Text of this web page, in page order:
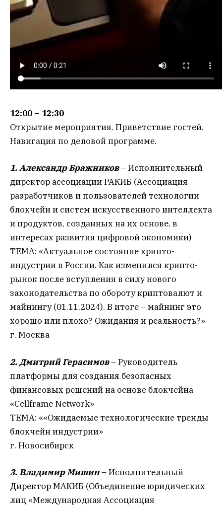
12:00 – 12:30
Открытие мероприятия. Приветствие гостей.
Навигация по деловой программе.
1. Александр Бражников– Исполнительный
директор ассоциации РАКИБ (Ассоциация
разработчиков и пользователей технологии
блокчейн и систем искусственного интеллекта
и продуктов, созданных на их основе, в
интересах развития цифровой экономики)
ТЕМА: «Актуальное состояние крипто-
индустрии в России. Как изменился крипто-
рынок после вступления в силу нового
законодательства по обороту криптовалют и
майнингу (01.11.2024). В итоге – майнинг это
хорошо или плохо? Ожидания и реальность?»
г. Москва
2. Дмитрий Герасимов– Руководитель
платформы для создания безопасных
финансовых решений на основе блокчейна
«Cellframe Network»
ТЕМА: ««Ожидаемые технологические тренды
блокчейн индустрии»
г. Новосибирск
3. Владимир Мишин– Исполнительный
Директор МАКИБ (Объединение юридических
лиц «Международная Ассоциация